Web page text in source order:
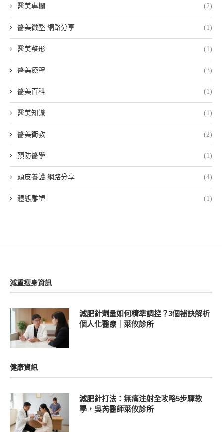
醫美專欄 (2)
醫美微整 網路分享 (1)
醫美整形 (1)
醫美療程 (3)
醫美百科 (1)
醫美知識 (1)
醫美衛教 (2)
預防醫學 (1)
頭皮養護 網路分享 (4)
體態雕塑 (1)
減重瘦身資訊
減肥針劑量如何精準調控？3個祕訣解析
個人化醫療｜萊攸診所
健康資訊
減肥針打法：無痛注射全攻略5步驟教
學，吳芮醫師萊攸診所